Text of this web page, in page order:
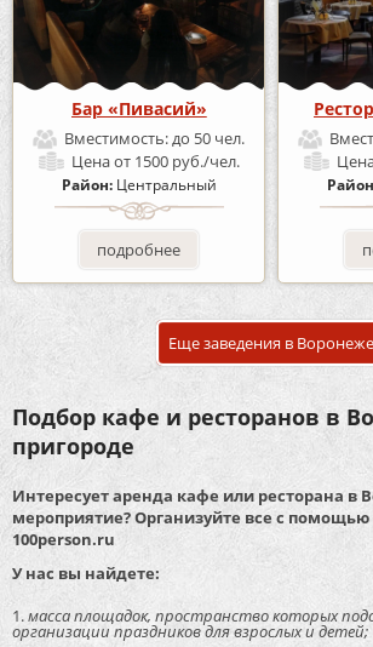
Бар «Пивасий»
Вместимость:до 50 чел.
Ценаот 1500 руб./чел.
Район: Центральный
подробнее
Еще заведения в Воронеже
Подбор кафе и ресторанов в
пригороде
Интересует аренда кафе или ресторана в
мероприятие? Организуйте все с помощью
100person.ru
У нас вы найдете:
масса площадок, пространство которых
организации праздников для взрослых и детей;